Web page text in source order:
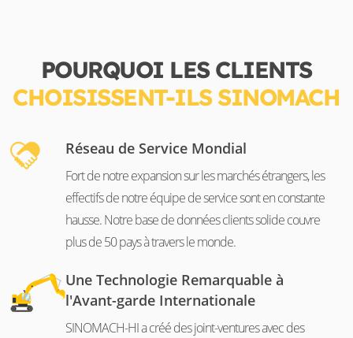
POURQUOI LES CLIENTS
CHOISISSENT-ILS SINOMACH
Réseau de Service Mondial
Fort de notre expansion sur les marchés étrangers, les
effectifs de notre équipe de service sont en constante
hausse. Notre base de données clients solide couvre
plus de 50 pays à travers le monde.
Une Technologie Remarquable à
l'Avant-garde Internationale
SINOMACH-HI a créé des joint-ventures avec des